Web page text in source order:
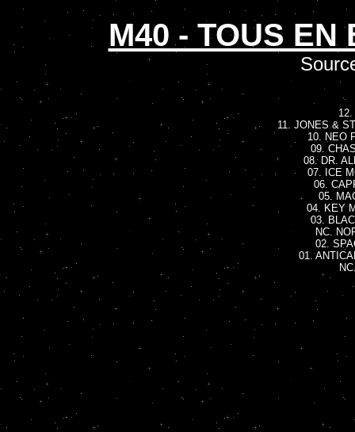
M40 - TOUS EN
11. JONES &
10. NEO
09.
08. DR.
07. ICE
06.
05.
04. KEY
03.
NC.
02.
01.